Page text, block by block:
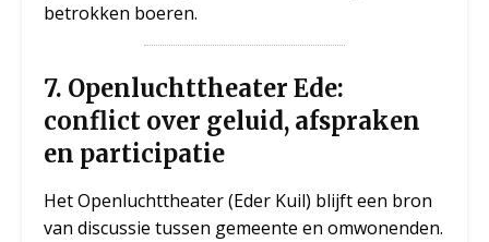
betrokken boeren.
7. Openluchttheater Ede:
conflict over geluid, afspraken
en participatie
Het Openluchttheater (Eder Kuil) blijft een bron
van discussie tussen gemeente en omwonenden.